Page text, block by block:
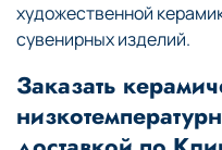
художественной
сувенирных изделий.
Заказать